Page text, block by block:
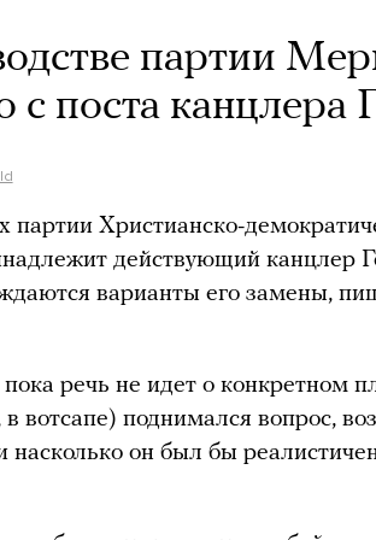
партии
с поста канцлера
партии Христианско-
действующий канцлер
варианты его замены,
речь не идет о конкретном
в вотсапе) поднимался вопрос,
насколько он был бы